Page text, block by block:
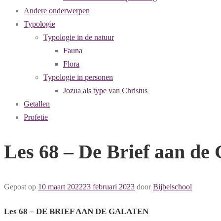
Andere onderwerpen
Typologie
Typologie in de natuur
Fauna
Flora
Typologie in personen
Jozua als type van Christus
Getallen
Profetie
Les 68 – De Brief aan de
Gepost op 10 maart 202223 februari 2023 doorBijbelschool
Les 68 – DE BRIEF AAN DE GALATEN